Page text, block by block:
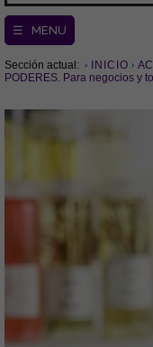
☰ MENU
Sección actual: INICIO
PODERES. Para negocios y